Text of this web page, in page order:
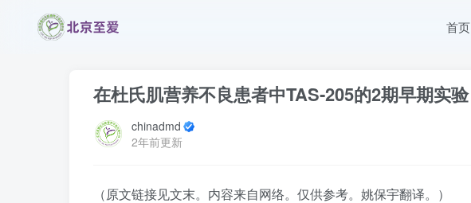
首页
在杜氏肌营养不良患者中TAS‐205的2期早期实验
chinadmd
2年前更新
（原文链接见文末。内容来自网络。仅供参考。姚保宇翻译。）